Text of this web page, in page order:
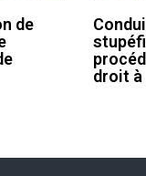
de
droit